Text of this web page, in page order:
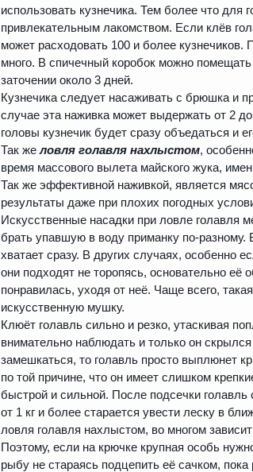
использовать кузнечика. Тем более что для
привлекательным лакомством. Если клёв
может расходовать 100 и более кузнечиков.
много. В спичечный коробок можно
заточении около 3 дней.
Кузнечика следует насаживать с брюшка и
случае эта наживка может выдержать от 2
головы кузнечик будет сразу объедаться и
Так желовля голавля нахлыстом,
время массового вылета майского жука,
Так же эффективной наживкой, является
результаты даже при плохих погодных
Искусственные насадки при ловле
брать упавшую в воду приманку по-разному.
хватает сразу. В других случаях, особенно
они подходят не торопясь, основательно её
понравилась, уходя от неё. Чаще всего,
искусственную мушку.
Клюёт голавль сильно и резко, утаскивая
внимательно наблюдать и только он
замешкаться, то голавль просто выплюнет
по той причине, что он имеет слишком
быстрой и сильной. После подсечки
от 1 кг и более старается увести леску в
ловля голавля нахлыстом, во многом
Поэтому, если на крючке крупная особь
рыбу не стараясь подцепить её сачком,